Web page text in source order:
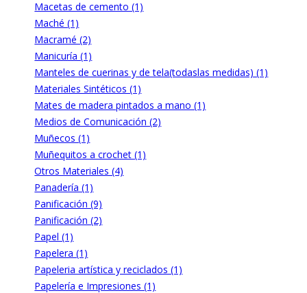
Macetas de cemento (1)
Maché (1)
Macramé (2)
Manicuría (1)
Manteles de cuerinas y de tela(todaslas medidas) (1)
Materiales Sintéticos (1)
Mates de madera pintados a mano (1)
Medios de Comunicación (2)
Muñecos (1)
Muñequitos a crochet (1)
Otros Materiales (4)
Panadería (1)
Panificación (9)
Panificación (2)
Papel (1)
Papelera (1)
Papeleria artística y reciclados (1)
Papelería e Impresiones (1)